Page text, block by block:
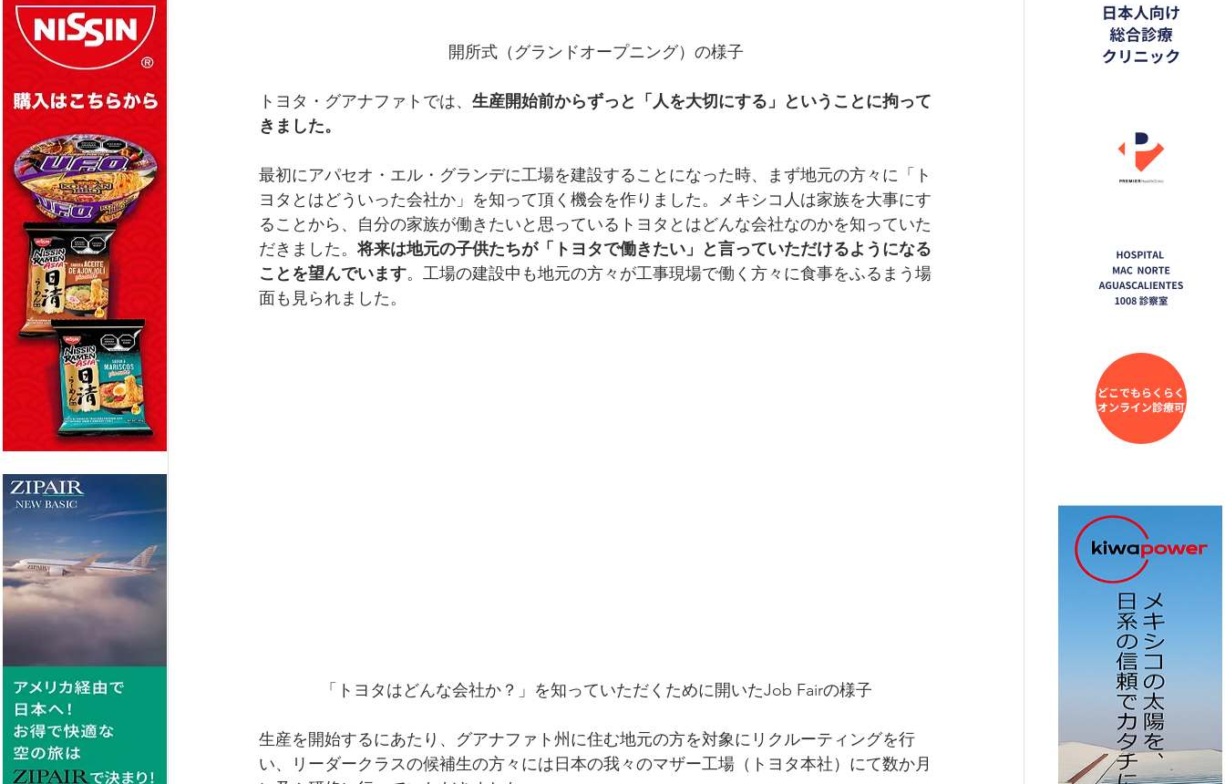
開所式（グランドオープニング）の様子
トヨタ・グアナファトでは、 生産開始前からずっと「人を大切にする」ということに拘って
きました。
最初にアパセオ・エル・グランデに工場を建設することになった時、まず地元の方々に「ト
ヨタとはどういった会社か」を知って頂く機会を作りました。メキシコ人は家族を大事にす
ることから、自分の家族が働きたいと思っているトヨタとはどんな会社なのかを知っていた
だきました。 将来は地元の子供たちが「トヨタで働きたい」と言っていただけるようになる
ことを望んでいます。工場の建設中も地元の方々が工事現場で働く方々に食事をふるまう場
面も見られました。
「トヨタはどんな会社か？」を知っていただくために開いたJob Fairの様子
生産を開始するにあたり、グアナファト州に住む地元の方を対象にリクルーティングを行
い、リーダークラスの候補生の方々には日本の我々のマザー工場（トヨタ本社）にて数か月